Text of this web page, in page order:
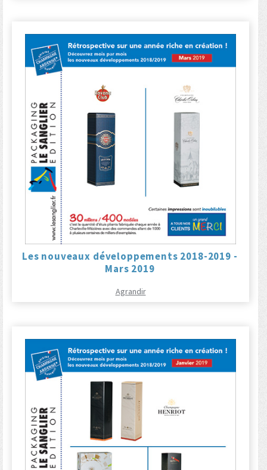
Les nouveaux développements 2018-2019 -
Mars 2019
Agrandir